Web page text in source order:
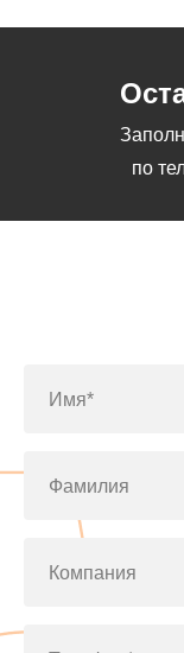
по
Имя*
Фамилия
Компания